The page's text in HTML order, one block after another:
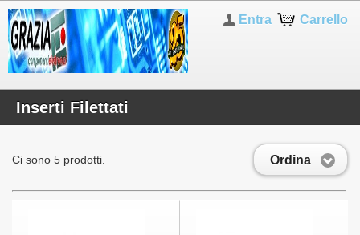
Carrello
Entra
Inserti Filettati
Ordina
Ci sono 5 prodotti.